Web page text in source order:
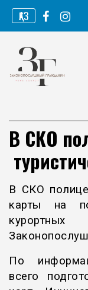
Перейти
содержимому
ҚАЗ
В СКО
В СКО
карты на
По
всего